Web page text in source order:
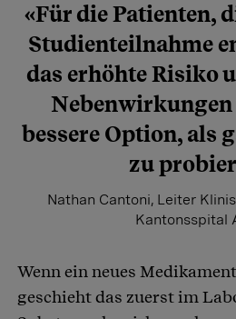
«Für die Patienten,
Studienteilnahme
das erhöhte Risiko
bessere Option, als
zu
Nathan Cantoni, Leiter
Kantonsspital
Wenn ein neues
geschieht das zuerst im